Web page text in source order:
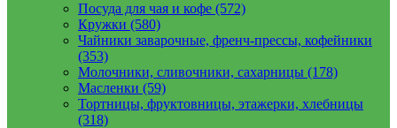
Посуда для чая и кофе (572)
Кружки (580)
Чайники заварочные, френч-прессы, кофейники
(353)
Молочники, сливочники, сахарницы (178)
Масленки (59)
Тортницы, фруктовницы, этажерки, хлебницы
(318)